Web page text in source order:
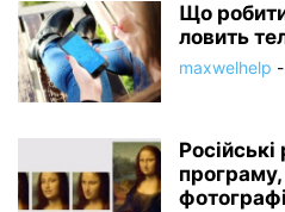
Що
ловить
maxwelhelp -